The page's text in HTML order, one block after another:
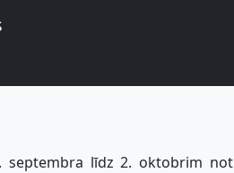
septembra līdz 2. oktobrim